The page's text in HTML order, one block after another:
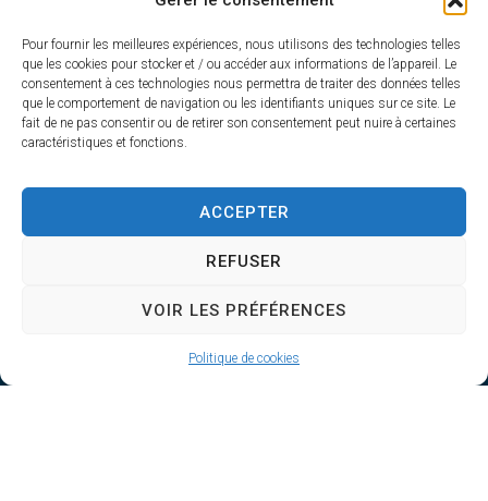
Pour fournir les meilleures expériences, nous utilisons des technologies telles
que les cookies pour stocker et / ou accéder aux informations de l’appareil. Le
consentement à ces technologies nous permettra de traiter des données telles
que le comportement de navigation ou les identifiants uniques sur ce site. Le
fait de ne pas consentir ou de retirer son consentement peut nuire à certaines
caractéristiques et fonctions.
ACCEPTER
REFUSER
VOIR LES PRÉFÉRENCES
Politique de cookies
MAIRIE D'AIRVAULT
Mairie,
1 Rue Constant Balquet,
79600 Airvault
HORAIRES D'OUVERTURE